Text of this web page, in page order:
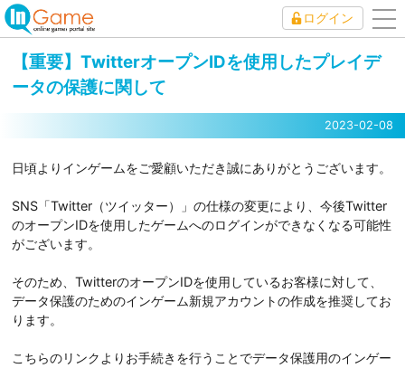
ログイン
【重要】TwitterオープンIDを使用したプレイデ
ータの保護に関して
2023-02-08
日頃よりインゲームをご愛顧いただき誠にありがとうございます。
SNS「Twitter（ツイッター）」の仕様の変更により、今後Twitter
のオープンIDを使用したゲームへのログインができなくなる可能性
がございます。
そのため、TwitterのオープンIDを使用しているお客様に対して、
データ保護のためのインゲーム新規アカウントの作成を推奨してお
ります。
こちらのリンクよりお手続きを行うことでデータ保護用のインゲー